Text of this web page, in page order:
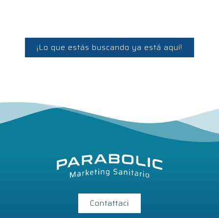
¡Lo que estás buscando ya está aquí!
Contattaci